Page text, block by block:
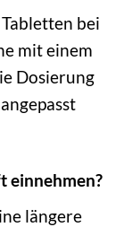
bei
mit einem
Dosierung
einnehmen?
längere